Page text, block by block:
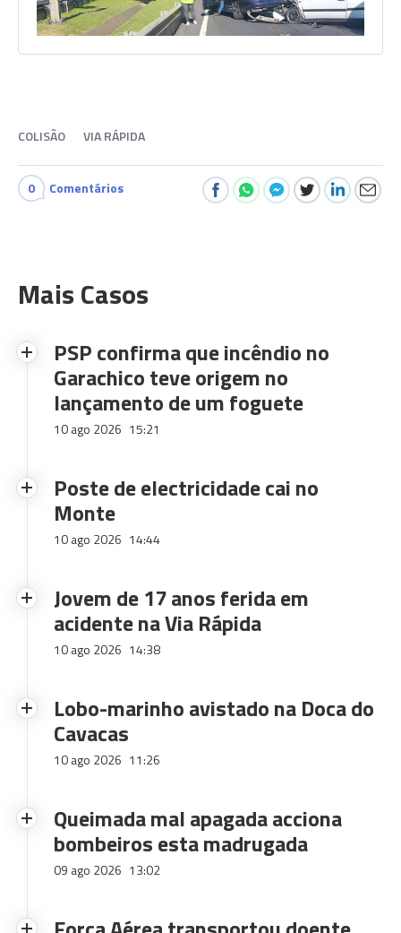
COLISÃO VIA RÁPIDA
0 Comentários
Mais Casos
PSP confirma que incêndio no
Garachico teve origem no
lançamento de um foguete
10 ago 2026 15:21
Poste de electricidade cai no
Monte
10 ago 2026 14:44
Jovem de 17 anos ferida em
acidente na Via Rápida
10 ago 2026 14:38
Lobo-marinho avistado na Doca do
Cavacas
10 ago 2026 11:26
Queimada mal apagada acciona
bombeiros esta madrugada
09 ago 2026 13:02